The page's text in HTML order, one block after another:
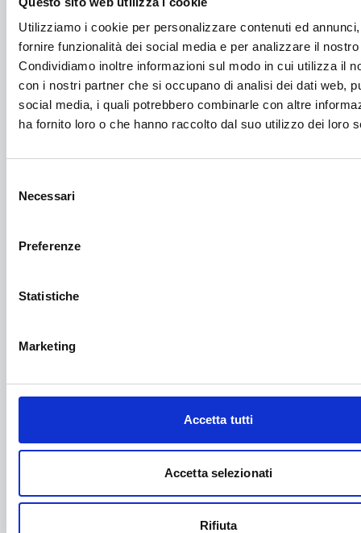
Utilizziamo i cookie per personalizzare contenuti ed
fornire funzionalità dei social media e per analizzare il
Condividiamo inoltre informazioni sul modo in cui utilizza il
con i nostri partner che si occupano di analisi dei dati web,
social media, i quali potrebbero combinarle con altre
ha fornito loro o che hanno raccolto dal suo utilizzo dei loro
delNecessari
Preferenze
Statistiche
Marketing
Accetta tutti
Accetta selezionati
Rifiuta
Competitività imprese
Consulenza specializzata
Cooperazione Internazionale
Diritti e Cittadinanza
Economia circolare
Editoria e informazione
Educazione e istruzione
Energie Rinnovabili
Farmacia e/o chimica